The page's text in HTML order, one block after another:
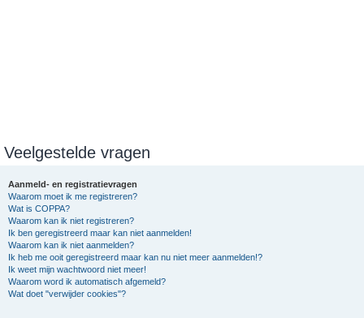
Veelgestelde vragen
Aanmeld- en registratievragen
Waarom moet ik me registreren?
Wat is COPPA?
Waarom kan ik niet registreren?
Ik ben geregistreerd maar kan niet aanmelden!
Waarom kan ik niet aanmelden?
Ik heb me ooit geregistreerd maar kan nu niet meer aanmelden!?
Ik weet mijn wachtwoord niet meer!
Waarom word ik automatisch afgemeld?
Wat doet "verwijder cookies"?